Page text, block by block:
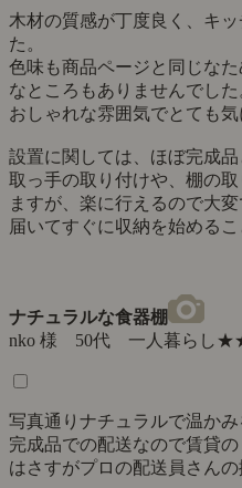
木材の質感が丁度良く、キ
た。
色味も商品ページと同じな
なところもありませんでした
おしゃれな雰囲気でとても気
設置に関しては、ほぼ完成品
取っ手の取り付けや、棚の
ますが、楽に行えるので大
届いてすぐに収納を始める
ナチュラルな食器棚
nko 様 50代 一人暮らし
写真通りナチュラルで温かみ
完成品での配送なので賃貸
はさすがプロの配送員さん